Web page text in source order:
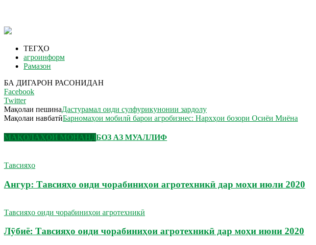
ТЕГҲО
агроинформ
Рамазон
БА ДИГАРОН РАСОНИДАН
Facebook
Twitter
Мақолаи пешинаДастурамал оиди сулфурикунонии зардолу
Мақолаи навбатӣБарномаҳои мобилӣ барои агробизнес: Нархҳои бозори Осиёи Миёна
МАҚОЛАҲОИ МОНАНДБОЗ АЗ МУАЛЛИФ
Тавсияҳо
Ангур: Тавсияҳо оиди чорабиниҳои агротехникӣ дар моҳи июли 2020
Тавсияҳо оиди чорабиниҳои агротехникӣ
Лӯбиё: Тавсияҳо оиди чорабиниҳои агротехникӣ дар моҳи июни 2020